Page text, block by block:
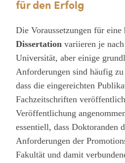
für den Erfolg
Die Voraussetzungen für eine
Dissertation variieren je
Universität, aber einige
Anforderungen sind häufig
dass die eingereichten
Fachzeitschriften
Veröffentlichung
essentiell, dass Doktoranden
Anforderungen der
Fakultät und damit